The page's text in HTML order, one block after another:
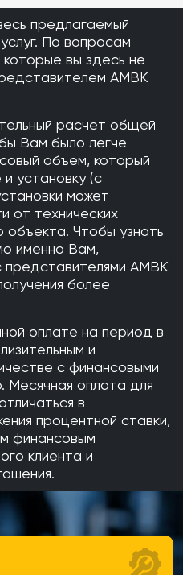
предлагаемый
По вопросам
вы здесь не
AMBK
расчет общей
Вам было легче
объем, который
установку (с
может
от технических
Чтобы узнать
именно Вам,
представителями AMBK
более
оплате на период в
и
с финансовыми
Месячная оплата для
в
процентной ставки,
финансовым
клиента и